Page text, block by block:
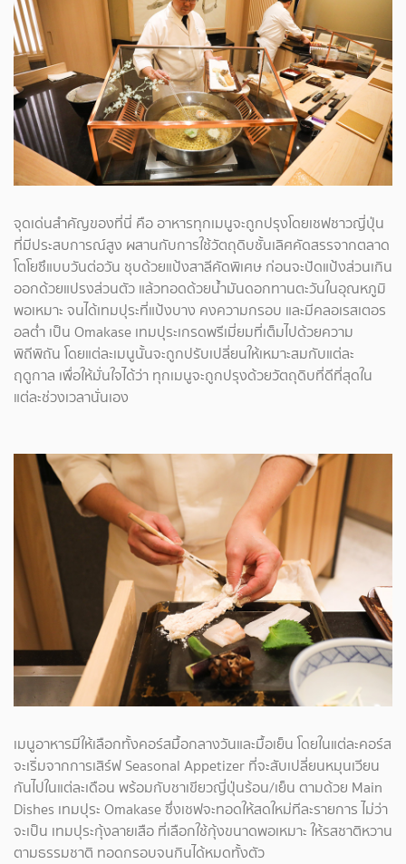
จุดเด่นสำคัญของที่นี่ คือ อาหารทุกเมนูจะถูกปรุงโดยเชฟชาวญี่ปุ่น
ที่มีประสบการณ์สูง ผสานกับการใช้วัตถุดิบชั้นเลิศคัดสรรจากตลาด
โตโยซึแบบวันต่อวัน ชุบด้วยแป้งสาลีคัดพิเศษ ก่อนจะปัดแป้งส่วนเกิน
ออกด้วยแปรงส่วนตัว แล้วทอดด้วยน้ำมันดอกทานตะวันในอุณหภูมิ
พอเหมาะ จนได้เทมปุระที่แป้งบาง คงความกรอบ และมีคลอเรสเตอร
อลต่ำ เป็น Omakase เทมปุระเกรดพรีเมี่ยมที่เต็มไปด้วยความ
พิถีพิถัน โดยแต่ละเมนูนั้นจะถูกปรับเปลี่ยนให้เหมาะสมกับแต่ละ
ฤดูกาล เพื่อให้มั่นใจได้ว่า ทุกเมนูจะถูกปรุงด้วยวัตถุดิบที่ดีที่สุดใน
แต่ละช่วงเวลานั่นเอง
เมนูอาหารมีให้เลือกทั้งคอร์สมื้อกลางวันและมื้อเย็น โดยในแต่ละคอร์ส
จะเริ่มจากการเสิร์ฟ Seasonal Appetizer ที่จะสับเปลี่ยนหมุนเวียน
กันไปในแต่ละเดือน พร้อมกับชาเขียวญี่ปุ่นร้อน/เย็น ตามด้วย Main
Dishes เทมปุระ Omakase ซึ่งเชฟจะทอดให้สดใหม่ทีละรายการ ไม่ว่า
จะเป็น เทมปุระกุ้งลายเสือ ที่เลือกใช้กุ้งขนาดพอเหมาะ ให้รสชาติหวาน
ตามธรรมชาติ ทอดกรอบจนกินได้หมดทั้งตัว